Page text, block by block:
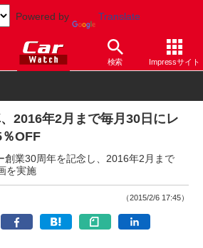
Powered by Translate
検索 Impressサイト
2016年2月まで毎月30日にレ
OFF
創業30周年を記念し、2016年2月まで
を実施
（2015/2/6 17:45）